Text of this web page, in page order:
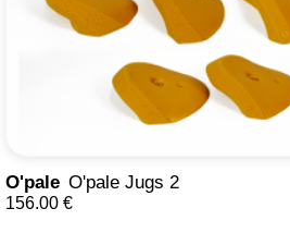
O'pale O'pale Jugs 2
156.00 €